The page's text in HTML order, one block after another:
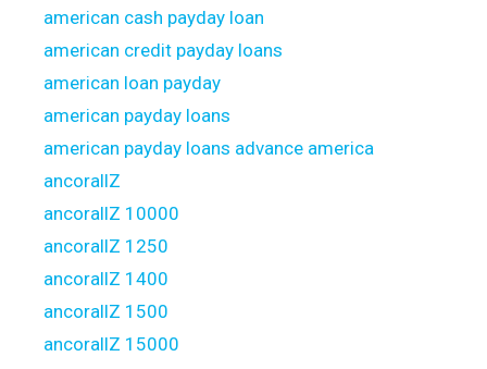
american cash payday loan
american credit payday loans
american loan payday
american payday loans
american payday loans advance america
ancorallZ
ancorallZ 10000
ancorallZ 1250
ancorallZ 1400
ancorallZ 1500
ancorallZ 15000